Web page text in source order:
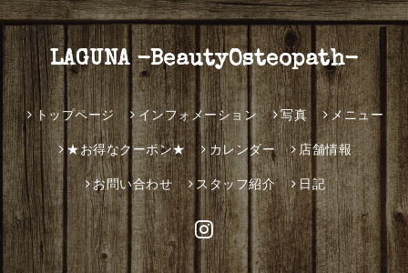
LAGUNA -BeautyOsteopath-
トップページ インフォメーション 写真 メニュー
★お得なクーポン★ カレンダー 店舗情報
お問い合わせ スタッフ紹介 日記